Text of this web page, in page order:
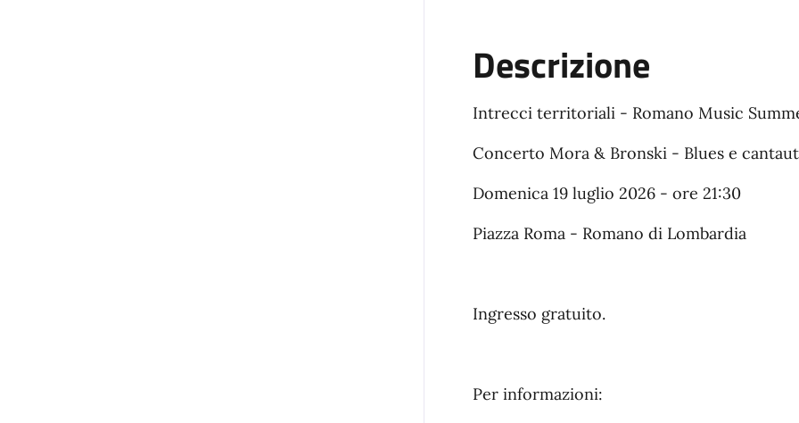
Descrizione
Intrecci territoriali - Romano Music
Concerto Mora & Bronski - Blues e
Domenica 19 luglio 2026 - ore 21:30
Piazza Roma - Romano di Lombardia
Ingresso gratuito.
Per informazioni: